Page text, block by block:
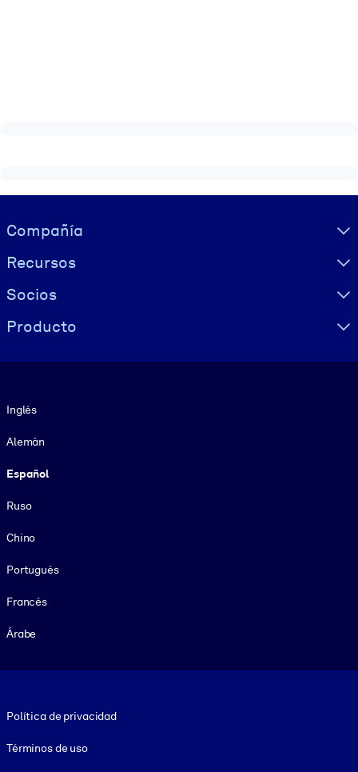
Visually hidden Text
Compañía
Recursos
Socios
Producto
Inglés
Alemán
Español
Ruso
Chino
Portugués
Francés
Árabe
Política de privacidad
Términos de uso